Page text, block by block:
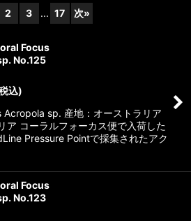
絞り込む
2 3 ... 17 次»
Focus
No.125
込)
Acropola sp. 産地：オーストラリア
ア コーラルフォーカス便で入荷した
Pressure Pointで採集されたアク
Focus
No.123